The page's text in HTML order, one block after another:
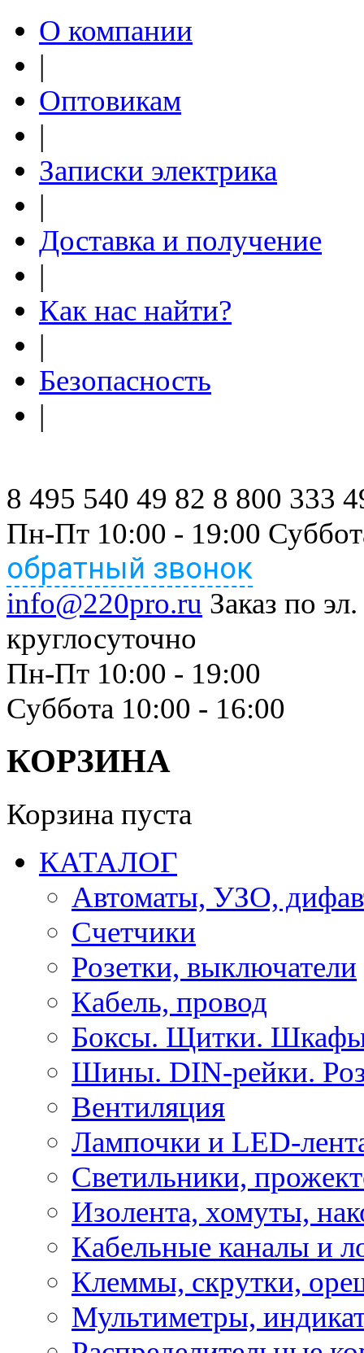
О компании
|
Оптовикам
|
Записки электрика
|
Доставка и получение
|
Как нас найти?
|
Безопасность
|
8 495 540 49 82 8 800 333
Пн-Пт 10:00 - 19:00
обратный звонок
info@220pro.ru Заказ по
круглосуточно
Пн-Пт 10:00 - 19:00
Суббота 10:00 - 16:00
КОРЗИНА
Корзина пуста
КАТАЛОГ
Автоматы, УЗО,
Счетчики
Розетки, выключатели
Кабель, провод
Боксы. Щитки.
Шины. DIN-рейки.
Вентиляция
Лампочки и LED-
Светильники,
Изолента, хомуты,
Кабельные каналы и
Клеммы, скрутки,
Мультиметры,